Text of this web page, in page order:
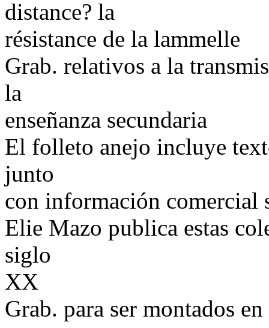
distance? la
résistance de la lammelle
Grab. relativos a la
la
enseñanza secundaria
El folleto anejo incluye
junto
con información comercial
Elie Mazo publica estas
siglo
XX
Grab. para ser montados